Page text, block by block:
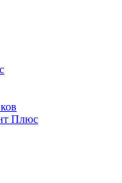
Плюс